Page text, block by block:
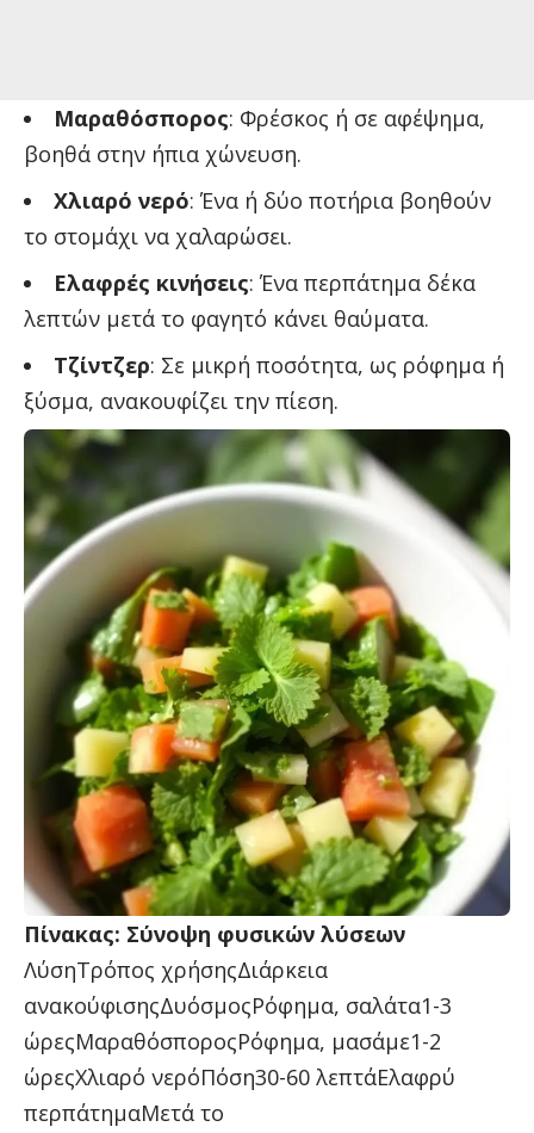
Μαραθόσπορος: Φρέσκος ή σε αφέψημα,
βοηθά στην ήπια χώνευση.
Χλιαρό νερό: Ένα ή δύο ποτήρια βοηθούν
το στομάχι να χαλαρώσει.
Ελαφρές κινήσεις: Ένα περπάτημα δέκα
λεπτών μετά το φαγητό κάνει θαύματα.
Τζίντζερ: Σε μικρή ποσότητα, ως ρόφημα ή
ξύσμα, ανακουφίζει την πίεση.
Πίνακας: Σύνοψη φυσικών λύσεων
ΛύσηΤρόπος χρήσηςΔιάρκεια
ανακούφισηςΔυόσμοςΡόφημα, σαλάτα1-3
ώρεςΜαραθόσποροςΡόφημα, μασάμε1-2
ώρεςΧλιαρό νερόΠόση30-60 λεπτάΕλαφρύ
περπάτημαΜετά το